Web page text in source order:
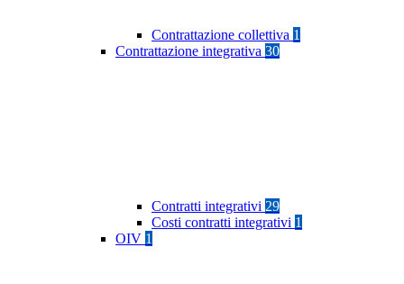
Contrattazione collettiva 1
Contrattazione integrativa 30
Contratti integrativi 29
Costi contratti integrativi 1
OIV 1